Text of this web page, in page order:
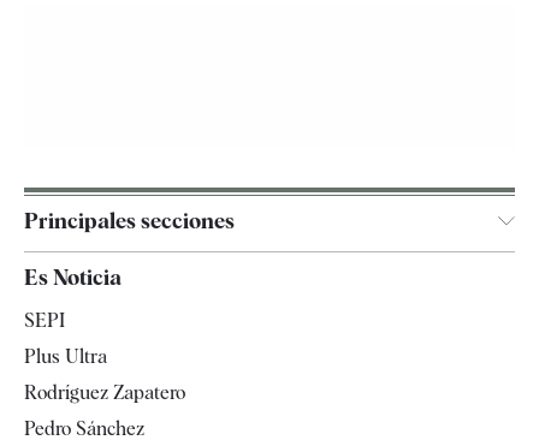
Principales secciones
España
Televisión
Es Noticia
SEPI
Plus Ultra
Rodríguez Zapatero
Pedro Sánchez